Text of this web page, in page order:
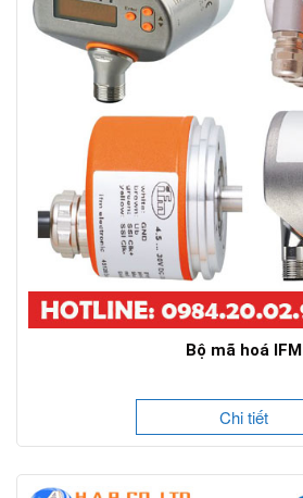
Bộ mã hoá IFM
Chi tiết